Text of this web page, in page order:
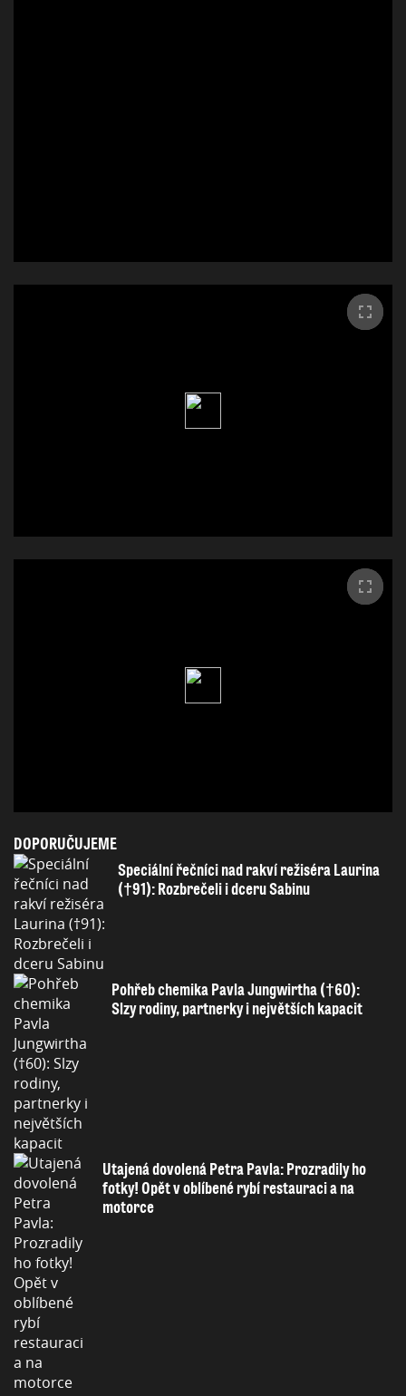
DOPORUČUJEME
Speciální řečníci nad rakví režiséra Laurina
(†91): Rozbrečeli i dceru Sabinu
Pohřeb chemika Pavla Jungwirtha (†60):
Slzy rodiny, partnerky i největších kapacit
Utajená dovolená Petra Pavla: Prozradily ho
fotky! Opět v oblíbené rybí restauraci a na
motorce